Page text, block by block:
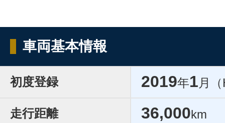
車両基本情報
初度登録 2019年1 月
走行距離 36,000km